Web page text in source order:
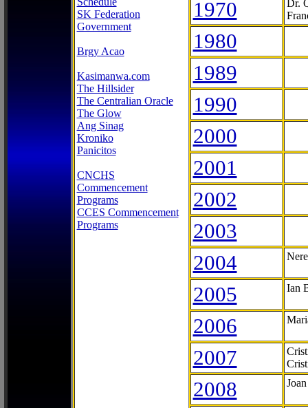
SK Federation
Government
Brgy Acao
Kasimanwa.com
The Hillsider
The Centralian Oracle
The Glow
Ang Sinag
Kroniko
Panicitos
CNCHS
Commencement
Programs
CCES Commencement
Programs
1970
Dr.
1980
1989
1990
2000
2001
2002
2003
2004
2005 Ian
2006
2007
2008